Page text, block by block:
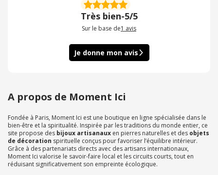
Très bien-5/5
Sur le base de1 avis
Je donne mon avis
A propos de Moment Ici
Fondée à Paris, Moment Ici est une boutique en ligne spécialisée dans le
bien-être et la spiritualité. Inspirée par les traditions du monde entier, ce
site propose des bijoux artisanaux en pierres naturelles et des objets
de décoration spirituelle conçus pour favoriser l’équilibre intérieur.
Grâce à des partenariats directs avec des artisans internationaux,
Moment Ici valorise le savoir-faire local et les circuits courts, tout en
réduisant significativement son empreinte écologique.